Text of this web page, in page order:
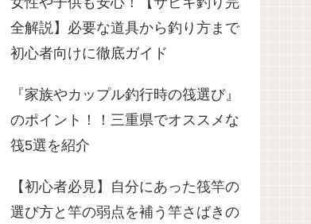
全解説】必要な道具から釣り方まで
初心者向けに徹底ガイド
『家族やカップル釣行時の筏選び』
のポイント！！三重県でオススメな
筏5選を紹介
【初心者必見】自分にあった筏竿の
選び方と竿の弱点を補う竿さばきの